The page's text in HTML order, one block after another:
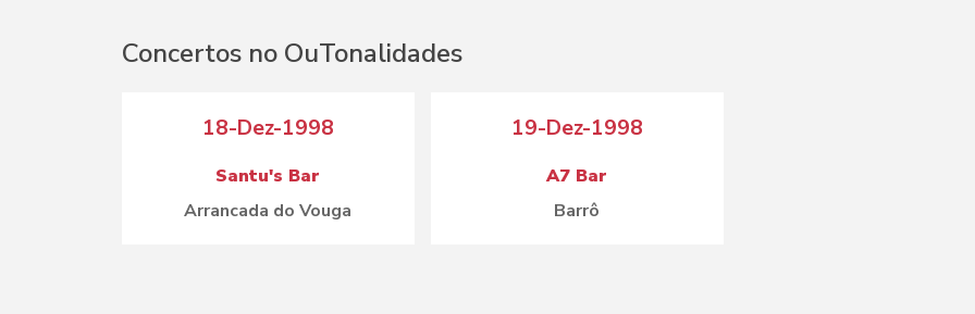
Concertos no OuTonalidades
18-Dez-1998
Santu's Bar
Arrancada do Vouga
19-Dez-1998
A7 Bar
Barrô